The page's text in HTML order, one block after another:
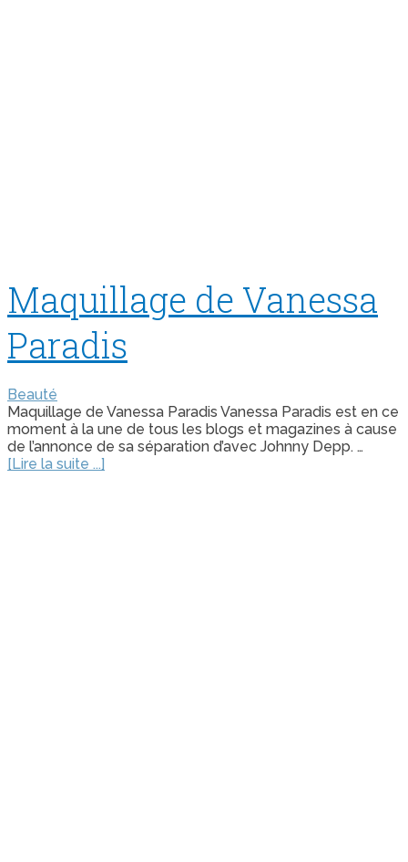
Maquillage de Vanessa
Paradis
Beauté
Maquillage de Vanessa Paradis Vanessa Paradis est en ce
moment à la une de tous les blogs et magazines à cause
de l’annonce de sa séparation d’avec Johnny Depp. …
[Lire la suite ...]